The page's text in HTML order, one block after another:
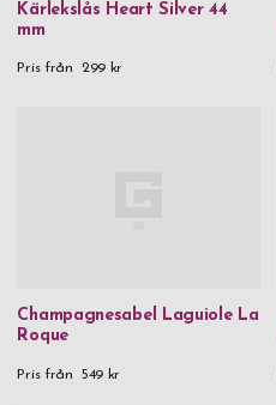
Kärlekslås Heart Silver 44
mm
Pris från 299 kr
Champagnesabel Laguiole La
Roque
Pris från 549 kr